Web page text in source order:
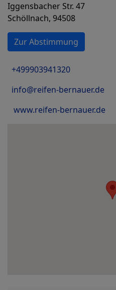
Iggensbacher Str. 47
Schöllnach, 94508
Zur Abstimmung
+499903941320
info@reifen-bernauer.de
www.reifen-bernauer.de